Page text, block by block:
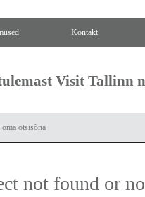
Kontakt
Visit Tallinn
not found or